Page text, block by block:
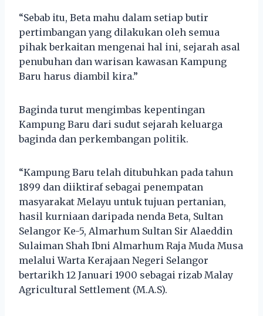
“Sebab itu, Beta mahu dalam setiap butir
pertimbangan yang dilakukan oleh semua
pihak berkaitan mengenai hal ini, sejarah asal
penubuhan dan warisan kawasan Kampung
Baru harus diambil kira.”
Baginda turut mengimbas kepentingan
Kampung Baru dari sudut sejarah keluarga
baginda dan perkembangan politik.
“Kampung Baru telah ditubuhkan pada tahun
1899 dan diiktiraf sebagai penempatan
masyarakat Melayu untuk tujuan pertanian,
hasil kurniaan daripada nenda Beta, Sultan
Selangor Ke-5, Almarhum Sultan Sir Alaeddin
Sulaiman Shah Ibni Almarhum Raja Muda Musa
melalui Warta Kerajaan Negeri Selangor
bertarikh 12 Januari 1900 sebagai rizab Malay
Agricultural Settlement (M.A.S).